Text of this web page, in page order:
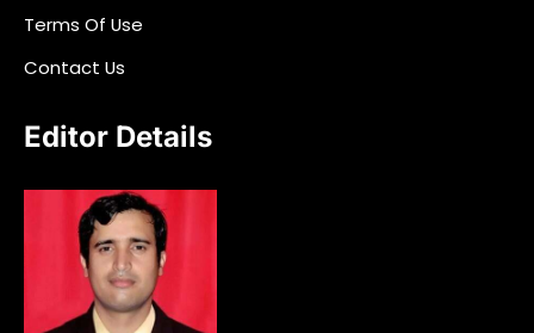
Terms Of Use
Contact Us
Editor Details